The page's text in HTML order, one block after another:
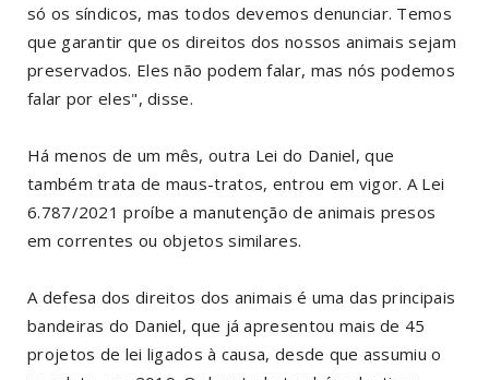
só os síndicos, mas todos devemos denunciar. Temos
que garantir que os direitos dos nossos animais sejam
preservados. Eles não podem falar, mas nós podemos
falar por eles", disse.
Há menos de um mês, outra Lei do Daniel, que
também trata de maus-tratos, entrou em vigor. A Lei
6.787/2021 proíbe a manutenção de animais presos
em correntes ou objetos similares.
A defesa dos direitos dos animais é uma das principais
bandeiras do Daniel, que já apresentou mais de 45
projetos de lei ligados à causa, desde que assumiu o